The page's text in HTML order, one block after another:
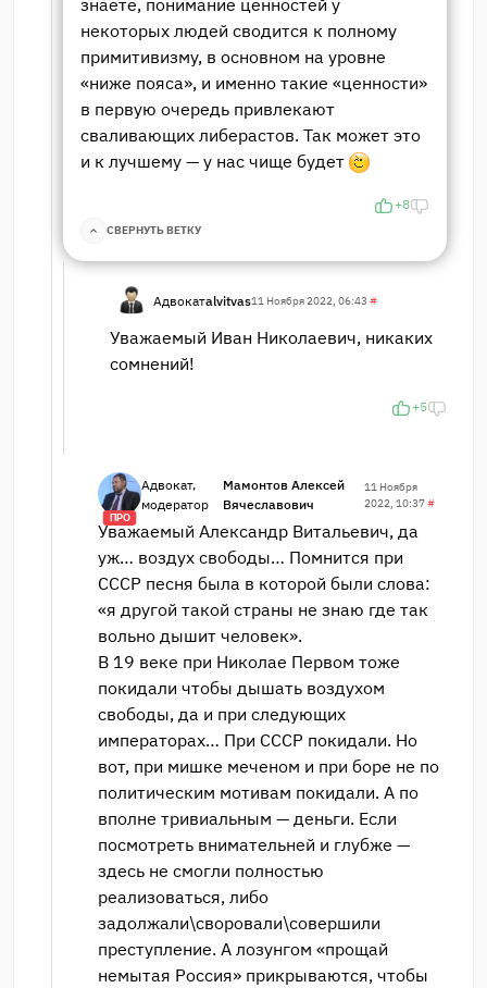
некоторых людей сводится к полному
примитивизму, в основном на уровне
«ниже пояса», и именно такие «ценности»
в первую очередь привлекают
сваливающих либерастов. Так может это
и к лучшему — у нас чище будет
+8
СВЕРНУТЬ ВЕТКУ
Адвокатalvitvas11 Ноября 2022, 06:43 #
Уважаемый Иван Николаевич, никаких
сомнений!
+5
ПРО
Адвокат,
модератор
Мамонтов Алексей
Вячеславович
11 Ноября
2022, 10:37#
Уважаемый Александр Витальевич, да
уж… воздух свободы… Помнится при
СССР песня была в которой были слова:
«я другой такой страны не знаю где так
вольно дышит человек».
В 19 веке при Николае Первом тоже
покидали чтобы дышать воздухом
свободы, да и при следующих
императорах… При СССР покидали. Но
вот, при мишке меченом и при боре не по
политическим мотивам покидали. А по
вполне тривиальным — деньги. Если
посмотреть внимательней и глубже —
здесь не смогли полностью
реализоваться, либо
задолжали\своровали\совершили
преступление. А лозунгом «прощай
немытая Россия» прикрываются, чтобы